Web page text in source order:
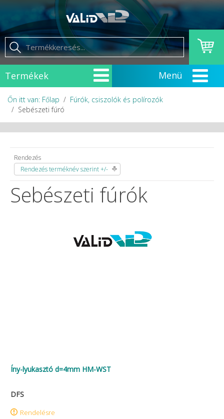
Termékek
Őn itt van: Főlap
Fúrók, csiszolók és polírozók
Sebészeti fúró
Rendezés
Rendezés terméknév szerint +/-
Sebészeti fúrók
Íny-lyukasztó d=4mm HM-WST
DFS
Rendelésre